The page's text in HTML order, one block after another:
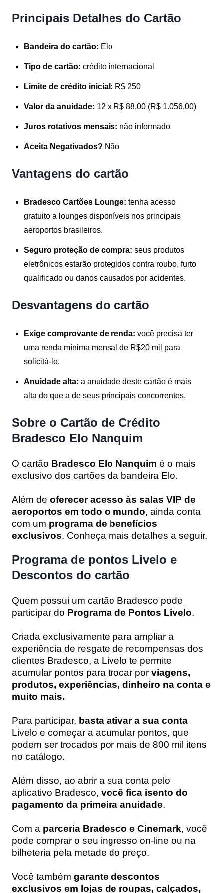
Principais Detalhes do Cartão
Bandeira do cartão: Elo
Tipo de cartão: crédito internacional
Limite de crédito inicial: R$ 250
Valor da anuidade: 12 x R$ 88,00 (R$ 1.056,00)
Juros rotativos mensais: não informado
Aceita Negativados? Não
Vantagens do cartão
Bradesco Cartões Lounge: tenha acesso
gratuito a lounges disponíveis nos principais
aeroportos brasileiros.
Seguro proteção de compra: seus produtos
eletrônicos estarão protegidos contra roubo, furto
qualificado ou danos causados por acidentes.
Desvantagens do cartão
Exige comprovante de renda: você precisa ter
uma renda mínima mensal de R$20 mil para
solicitá-lo.
Anuidade alta: a anuidade deste cartão é mais
alta do que a de seus principais concorrentes.
Sobre o Cartão de Crédito
Bradesco Elo Nanquim
O cartão Bradesco Elo Nanquim é o mais
exclusivo dos cartões da bandeira Elo.
Além de oferecer acesso às salas VIP de
aeroportos em todo o mundo, ainda conta
com um programa de benefícios
exclusivos. Conheça mais detalhes a seguir.
Programa de pontos Livelo e
Descontos do cartão
Quem possui um cartão Bradesco pode
participar do Programa de Pontos Livelo.
Criada exclusivamente para ampliar a
experiência de resgate de recompensas dos
clientes Bradesco, a Livelo te permite
acumular pontos para trocar por viagens,
produtos, experiências, dinheiro na conta e
muito mais.
Para participar, basta ativar a sua conta
Livelo e começar a acumular pontos, que
podem ser trocados por mais de 800 mil itens
no catálogo.
Além disso, ao abrir a sua conta pelo
aplicativo Bradesco, você fica isento do
pagamento da primeira anuidade.
Com a parceria Bradesco e Cinemark, você
pode comprar o seu ingresso on-line ou na
bilheteria pela metade do preço.
Você também garante descontos
exclusivos em lojas de roupas, calçados,